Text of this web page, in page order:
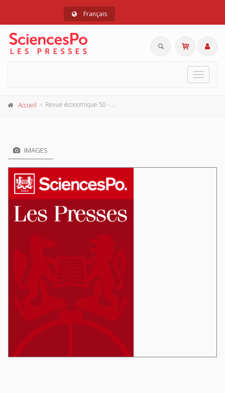
Français
Toggle
Accueil Revue économique 50 - 4, juillet 1999
IMAGES